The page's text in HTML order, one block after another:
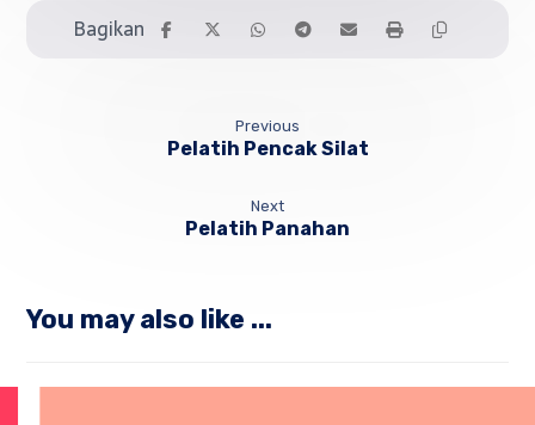
Previous
Pelatih Pencak Silat
Next
Pelatih Panahan
You may also like ...